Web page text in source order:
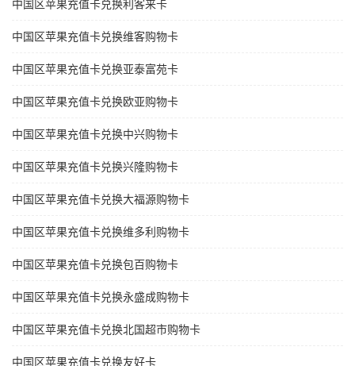
中国区苹果充值卡兑换利客来卡
中国区苹果充值卡兑换维客购物卡
中国区苹果充值卡兑换亚泰富苑卡
中国区苹果充值卡兑换欧亚购物卡
中国区苹果充值卡兑换中兴购物卡
中国区苹果充值卡兑换兴隆购物卡
中国区苹果充值卡兑换大福源购物卡
中国区苹果充值卡兑换维多利购物卡
中国区苹果充值卡兑换包百购物卡
中国区苹果充值卡兑换永盛成购物卡
中国区苹果充值卡兑换北国超市购物卡
中国区苹果充值卡兑换友好卡